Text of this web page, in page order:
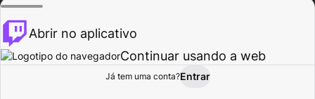
Procurar Atividade
Abrir no aplicativo
Continuar usando a web
Já tem uma conta?Entrar